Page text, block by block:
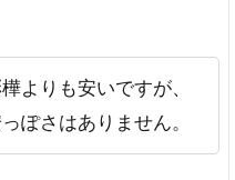
よりも安いですが、
ぽさはありません。